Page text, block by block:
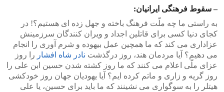
– سقوط فرهنگی ایرانیان:
به راستی ما چه ملّت فرهنگ باخته و جهل زده ای هستیم؟! در
کجای دنیا کسی برای قاتلین اجداد و ویران کنندگان سرزمینش
عزاداری می کند که ما همچین عمل بیهوده و شرم آوری را انجام
می دهیم؟ آیا مردمان هند، روز درگذشت نادر شاه افشار را روز
عزای ملّی اعلام می کنند که ما روز کشته شدن حسین ابن علی را
روز گریه و زاری و ماتم کرده ایم؟ آیا یهودیان جهان روز خودکشی
هیتلر را به سوگواری می نشینند که ما باید برای حسین، یا علی